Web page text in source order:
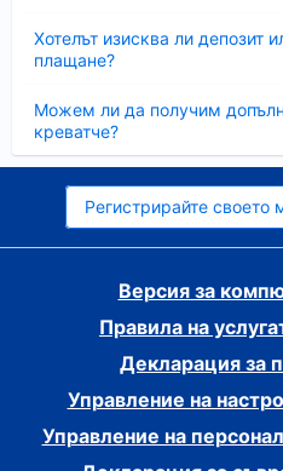
Хотелът изисква ли депозит
плащане?
Можем ли да получим
креватче?
Регистрирайте своето
Версия за
Правила на
Декларация за
Управление на
Управление на